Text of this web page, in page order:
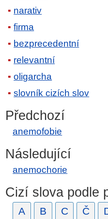
narativ
firma
bezprecedentní
relevantní
oligarcha
slovník cizích slov
Předchozí
anemofobie
Následující
anemochorie
Cizí slova podle
A B C Č